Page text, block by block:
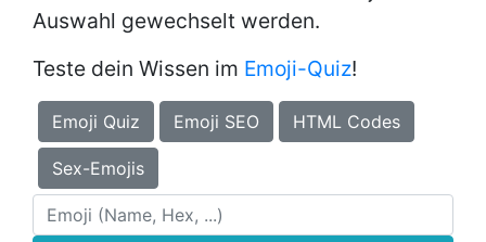
Auswahl gewechselt werden.
Teste dein Wissen im Emoji-Quiz!
Emoji Quiz Emoji SEO HTML Codes
Sex-Emojis